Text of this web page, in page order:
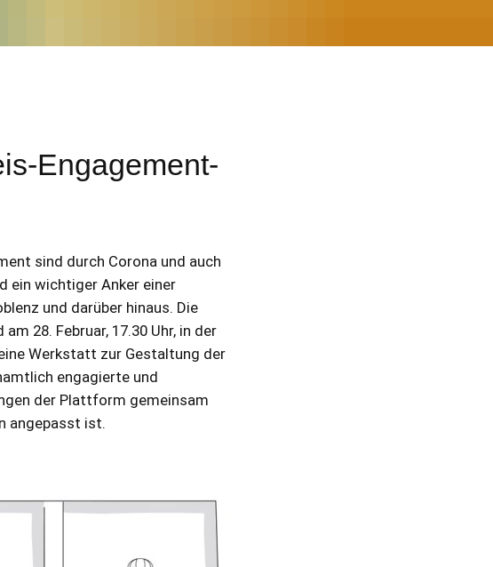
Engagement-
sind durch Corona und auch
ein wichtiger Anker einer
und darüber hinaus. Die
28. Februar, 17.30 Uhr, in der
Werkstatt zur Gestaltung der
engagierte und
der Plattform gemeinsam
angepasst ist.